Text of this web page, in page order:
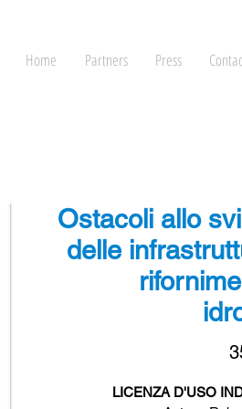
Home Partners Press
Ostacoli allo
delle
LICENZA D'USO